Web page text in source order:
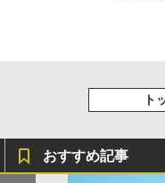
ト
おすすめ記事